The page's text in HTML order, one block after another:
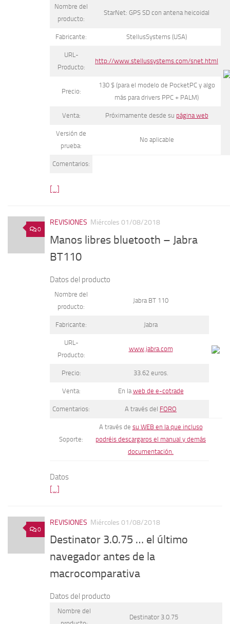
Nombre del
producto:
StarNet: GPS SD con antena heicoidal
Fabricante: StellusSystems (USA)
URL-
Producto:
http://www.stellussystems.com/snet.html
Precio:
130 $ (para el modelo de PocketPC y algo
más para drivers PPC + PALM)
Venta: Próximamente desde su página web
Versión de
prueba:
No aplicable
Comentarios:
[...]
0
REVISIONES Miércoles 01/08/2018
Manos libres bluetooth – Jabra
BT110
Datos del producto
Nombre del
producto:
Jabra BT 110
Fabricante: Jabra
URL-
Producto:
www.jabra.com
Precio: 33.62 euros.
Venta: En la web de e-cotrade
Comentarios: A través del FORO
Soporte:
A través de su WEB en la que incluso
podréis descargaros el manual y demás
documentación.
Datos
[...]
0
REVISIONES Miércoles 01/08/2018
Destinator 3.0.75 … el último
navegador antes de la
macrocomparativa
Datos del producto
Nombre del
Destinator 3.0.75